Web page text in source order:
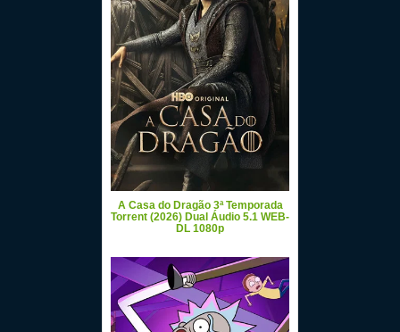
A Casa do Dragão 3ª Temporada
Torrent (2026) Dual Áudio 5.1 WEB-
DL 1080p